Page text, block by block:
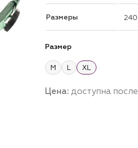
Размеры
Размер
M L XL
Цена: доступна после